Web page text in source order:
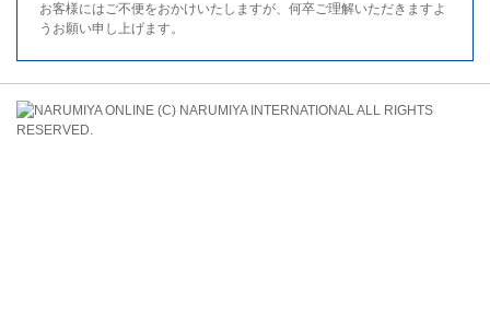
お客様にはご不便をおかけいたしますが、何卒ご理解いただきますよ
うお願い申し上げます。